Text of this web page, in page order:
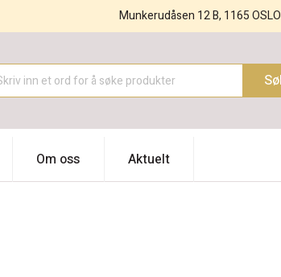
Munkerudåsen 12 B, 1165 OSLO
Om oss Aktuelt